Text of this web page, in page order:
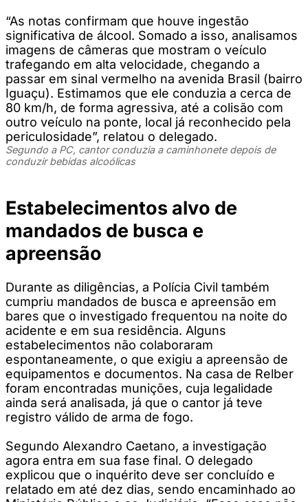
“As notas confirmam que houve ingestão
significativa de álcool. Somado a isso, analisamos
imagens de câmeras que mostram o veículo
trafegando em alta velocidade, chegando a
passar em sinal vermelho na avenida Brasil (bairro
Iguaçu). Estimamos que ele conduzia a cerca de
80 km/h, de forma agressiva, até a colisão com
outro veículo na ponte, local já reconhecido pela
periculosidade”, relatou o delegado.
Segundo a PC, cantor conduzia a caminhonete depois de
conduzir bebidas alcoólicas
Estabelecimentos alvo de
mandados de busca e
apreensão
Durante as diligências, a Polícia Civil também
cumpriu mandados de busca e apreensão em
bares que o investigado frequentou na noite do
acidente e em sua residência. Alguns
estabelecimentos não colaboraram
espontaneamente, o que exigiu a apreensão de
equipamentos e documentos. Na casa de Relber
foram encontradas munições, cuja legalidade
ainda será analisada, já que o cantor já teve
registro válido de arma de fogo.
Segundo Alexandro Caetano, a investigação
agora entra em sua fase final. O delegado
explicou que o inquérito deve ser concluído e
relatado em até dez dias, sendo encaminhado ao